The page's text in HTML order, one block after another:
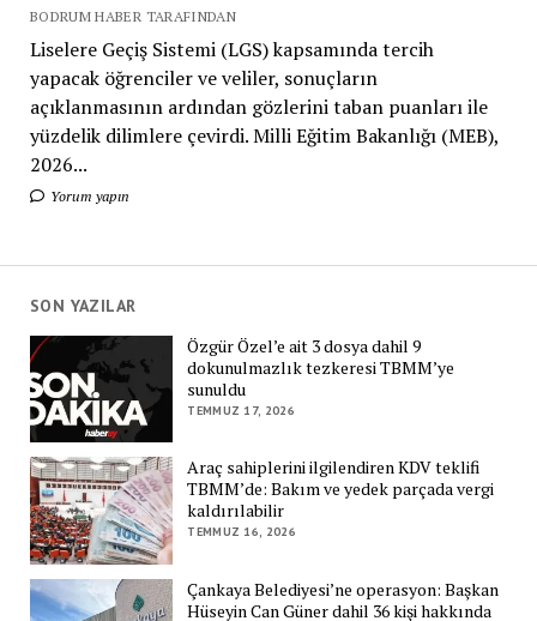
BODRUM HABER TARAFINDAN
Liselere Geçiş Sistemi (LGS) kapsamında tercih
yapacak öğrenciler ve veliler, sonuçların
açıklanmasının ardından gözlerini taban puanları ile
yüzdelik dilimlere çevirdi. Milli Eğitim Bakanlığı (MEB),
2026...
Yorum yapın
SON YAZILAR
Özgür Özel’e ait 3 dosya dahil 9
dokunulmazlık tezkeresi TBMM’ye
sunuldu
TEMMUZ 17, 2026
Araç sahiplerini ilgilendiren KDV teklifi
TBMM’de: Bakım ve yedek parçada vergi
kaldırılabilir
TEMMUZ 16, 2026
Çankaya Belediyesi’ne operasyon: Başkan
Hüseyin Can Güner dahil 36 kişi hakkında